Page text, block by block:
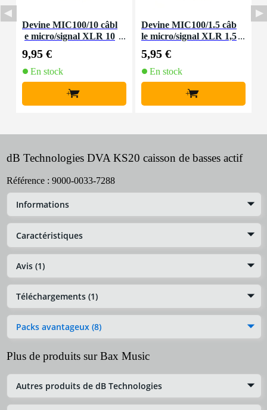
Devine MIC100/10 câbl
e micro/signal XLR 10
9,95 €
En stock
+
Devine MIC100/1.5 câb
le micro/signal XLR 1,5
5,95 €
En stock
+
dB Technologies DVA KS20 caisson de basses actif
Référence : 9000-0033-7288
Informations
Caractéristiques
Avis (1)
Téléchargements (1)
Packs avantageux (8)
Plus de produits sur Bax Music
Autres produits de dB Technologies